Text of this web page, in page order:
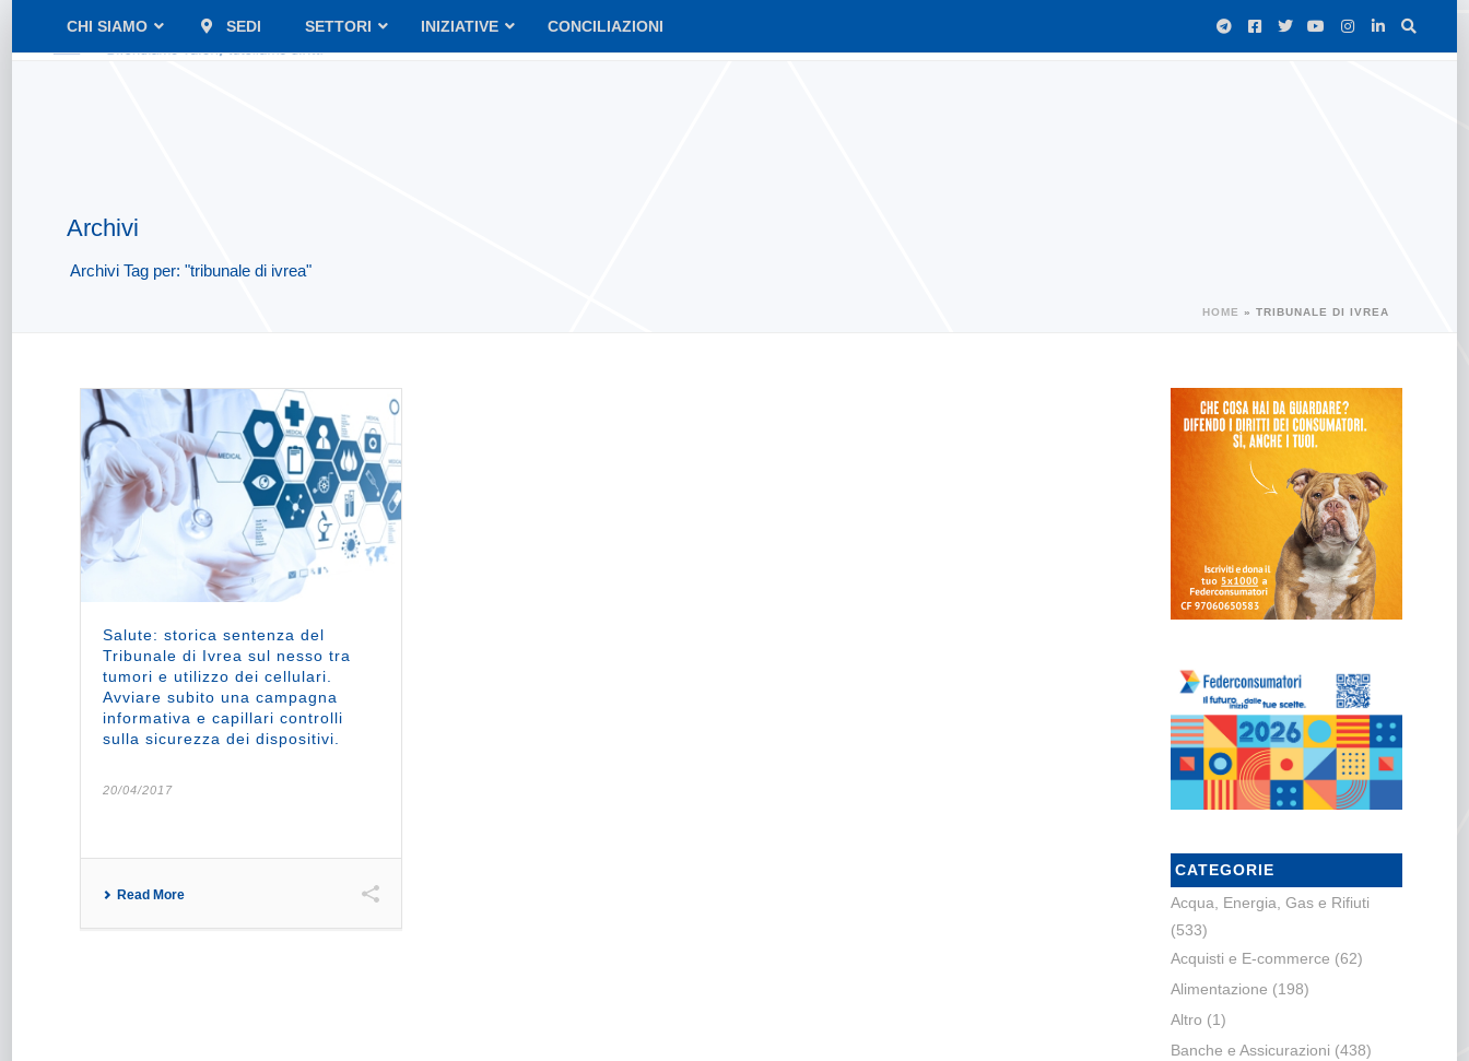
CHI SIAMO SEDI SETTORI INIZIATIVE CONCILIAZIONI
Archivi
Archivi Tag per: "tribunale di ivrea"
HOME » TRIBUNALE DI IVREA
Salute: storica sentenza del
Tribunale di Ivrea sul nesso tra
tumori e utilizzo dei cellulari.
Avviare subito una campagna
informativa e capillari controlli
sulla sicurezza dei dispositivi.
20/04/2017
Read More
CATEGORIE
Acqua, Energia, Gas e Rifiuti
(533)
Acquisti e E-commerce (62)
Alimentazione (198)
Altro (1)
Banche e Assicurazioni (438)